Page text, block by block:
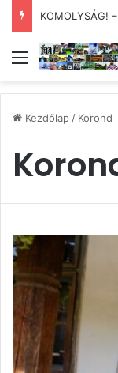
Menü
Kezdőlap/ Korond